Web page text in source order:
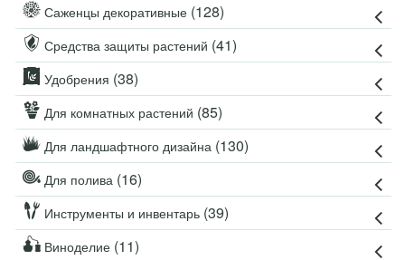
Саженцы декоративные (128)
Средства защиты растений (41)
Удобрения (38)
Для комнатных растений (85)
Для ландшафтного дизайна (130)
Для полива (16)
Инструменты и инвентарь (39)
Виноделие (11)